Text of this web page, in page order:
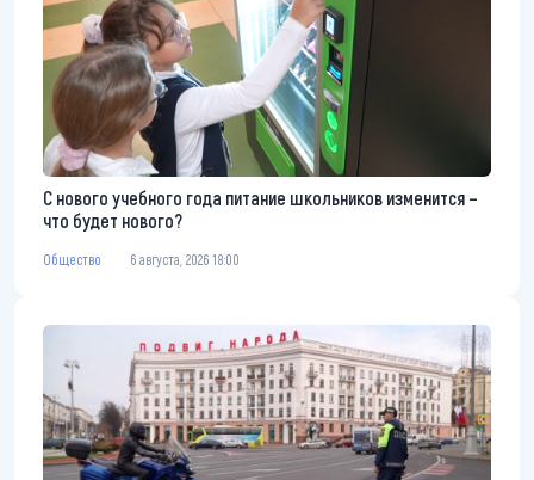
С нового учебного года питание школьников изменится –
что будет нового?
Общество 6 августа, 2026 18:00